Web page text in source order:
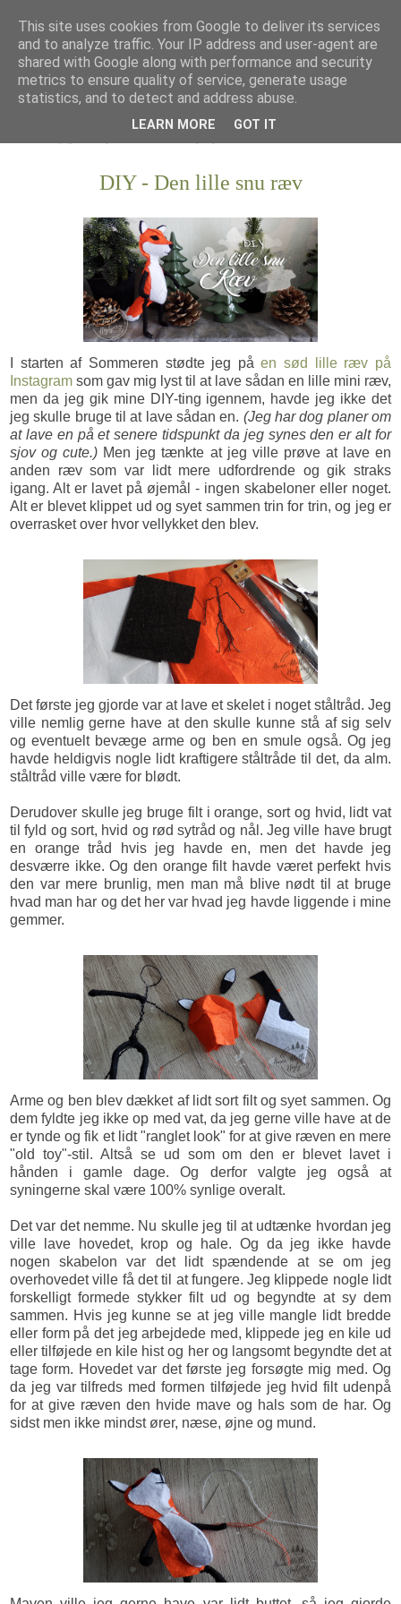
DIY - Den lille snu ræv
I starten af Sommeren stødte jeg påen sød lille ræv på
Instagram som gav mig lyst til at lave sådan en lille mini ræv,
men da jeg gik mine DIY-ting igennem, havde jeg ikke det
jeg skulle bruge til at lave sådan en. (Jeg har dog planer om
at lave en på et senere tidspunkt da jeg synes den er alt for
sjov og cute.) Men jeg tænkte at jeg ville prøve at lave en
anden ræv som var lidt mere udfordrende og gik straks
igang. Alt er lavet på øjemål - ingen skabeloner eller noget.
Alt er blevet klippet ud og syet sammen trin for trin, og jeg er
overrasket over hvor vellykket den blev.
Det første jeg gjorde var at lave et skelet i noget ståltråd. Jeg
ville nemlig gerne have at den skulle kunne stå af sig selv
og eventuelt bevæge arme og ben en smule også. Og jeg
havde heldigvis nogle lidt kraftigere ståltråde til det, da alm.
ståltråd ville være for blødt.
Derudover skulle jeg bruge filt i orange, sort og hvid, lidt vat
til fyld og sort, hvid og rød sytråd og nål. Jeg ville have brugt
en orange tråd hvis jeg havde en, men det havde jeg
desværre ikke. Og den orange filt havde været perfekt hvis
den var mere brunlig, men man må blive nødt til at bruge
hvad man har og det her var hvad jeg havde liggende i mine
gemmer.
Arme og ben blev dækket af lidt sort filt og syet sammen. Og
dem fyldte jeg ikke op med vat, da jeg gerne ville have at de
er tynde og fik et lidt "ranglet look" for at give ræven en mere
"old toy"-stil. Altså se ud som om den er blevet lavet i
hånden i gamle dage. Og derfor valgte jeg også at
syningerne skal være 100% synlige overalt.
Det var det nemme. Nu skulle jeg til at udtænke hvordan jeg
ville lave hovedet, krop og hale. Og da jeg ikke havde
nogen skabelon var det lidt spændende at se om jeg
overhovedet ville få det til at fungere. Jeg klippede nogle lidt
forskelligt formede stykker filt ud og begyndte at sy dem
sammen. Hvis jeg kunne se at jeg ville mangle lidt bredde
eller form på det jeg arbejdede med, klippede jeg en kile ud
eller tilføjede en kile hist og her og langsomt begyndte det at
tage form. Hovedet var det første jeg forsøgte mig med. Og
da jeg var tilfreds med formen tilføjede jeg hvid filt udenpå
for at give ræven den hvide mave og hals som de har. Og
sidst men ikke mindst ører, næse, øjne og mund.
This site uses cookies from Google to deliver its services
and to analyze traffic. Your IP address and user-agent are
shared with Google along with performance and security
metrics to ensure quality of service, generate usage
statistics, and to detect and address abuse.
LEARN MORE GOT IT